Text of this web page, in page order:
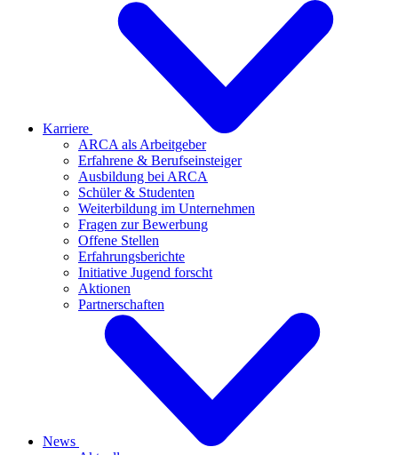
Karriere
ARCA als Arbeitgeber
Erfahrene & Berufseinsteiger
Ausbildung bei ARCA
Schüler & Studenten
Weiterbildung im Unternehmen
Fragen zur Bewerbung
Offene Stellen
Erfahrungsberichte
Initiative Jugend forscht
Aktionen
Partnerschaften
News